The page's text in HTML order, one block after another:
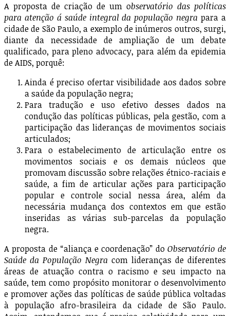
A proposta de criação de um observatório das políticas
para atenção á saúde integral da população negra para a
cidade de São Paulo, a exemplo de inúmeros outros, surgi,
diante da necessidade de ampliação de um debate
qualificado, para pleno advocacy, para além da epidemia
de AIDS, porquê:
Ainda é preciso ofertar visibilidade aos dados sobre
a saúde da população negra;
Para tradução e uso efetivo desses dados na
condução das políticas públicas, pela gestão, com a
participação das lideranças de movimentos sociais
articulados;
Para o estabelecimento de articulação entre os
movimentos sociais e os demais núcleos que
promovam discussão sobre relações étnico-raciais e
saúde, a fim de articular ações para participação
popular e controle social nessa área, além da
necessária mudança dos contextos em que estão
inseridas as várias sub-parcelas da população
negra.
A proposta de “aliança e coordenação” do Observatório de
Saúde da População Negra com lideranças de diferentes
áreas de atuação contra o racismo e seu impacto na
saúde, tem como propósito monitorar o desenvolvimento
e promover ações das políticas de saúde pública voltadas
à população afro-brasileira da cidade de São Paulo.